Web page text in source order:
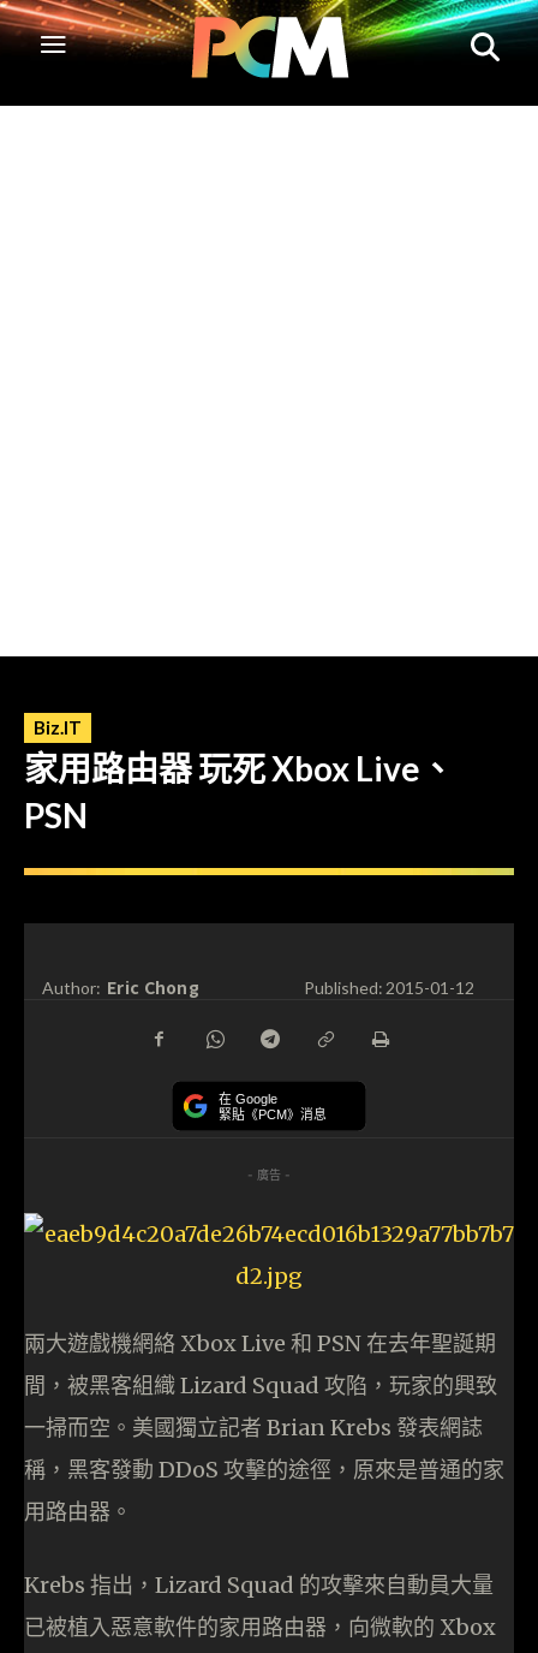
Biz.IT
家用路由器 玩死 Xbox Live、
PSN
Author: Eric Chong Published:2015-01-12
在 Google
緊貼《PCM》消息
- 廣告 -
兩大遊戲機網絡 Xbox Live 和 PSN 在去年聖誕期
間，被黑客組織 Lizard Squad 攻陷，玩家的興致
一掃而空。美國獨立記者 Brian Krebs 發表網誌
稱，黑客發動 DDoS 攻擊的途徑，原來是普通的家
用路由器。
Krebs 指出，Lizard Squad 的攻擊來自動員大量
已被植入惡意軟件的家用路由器，向微軟的 Xbox